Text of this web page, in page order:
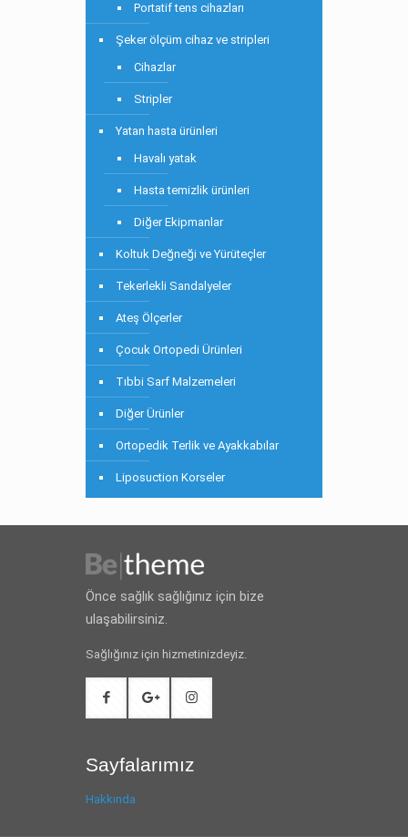
Portatif tens cihazları
Şeker ölçüm cihaz ve stripleri
Cihazlar
Stripler
Yatan hasta ürünleri
Havalı yatak
Hasta temizlik ürünleri
Diğer Ekipmanlar
Koltuk Değneği ve Yürüteçler
Tekerlekli Sandalyeler
Ateş Ölçerler
Çocuk Ortopedi Ürünleri
Tıbbi Sarf Malzemeleri
Diğer Ürünler
Ortopedik Terlik ve Ayakkabılar
Liposuction Korseler
Önce sağlık sağlığınız için bize
ulaşabilirsiniz.
Sağlığınız için hizmetinizdeyiz.
Sayfalarımız
Hakkında